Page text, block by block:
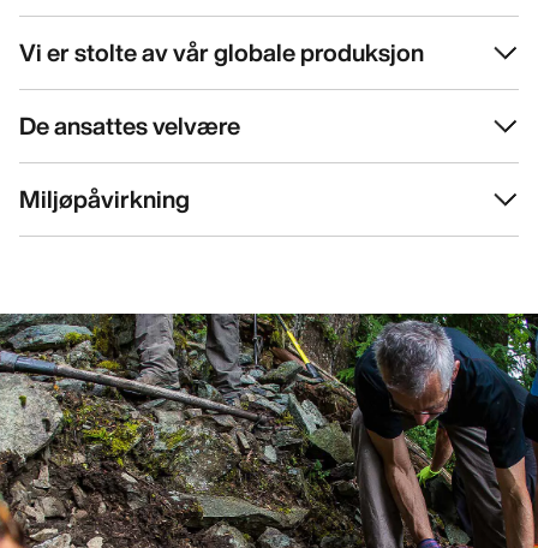
Vi er stolte av vår globale produksjon
De ansattes velvære
Miljøpåvirkning